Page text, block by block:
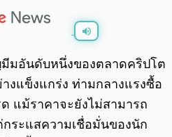
0:00
มีมอันดับหนึ่งของตลาดคริปโต
แข็งแกร่ง ท่ามกลางแรงซื้อ
แม้ราคาจะยังไม่สามารถ
ระแสความเชื่อมั่นของนัก